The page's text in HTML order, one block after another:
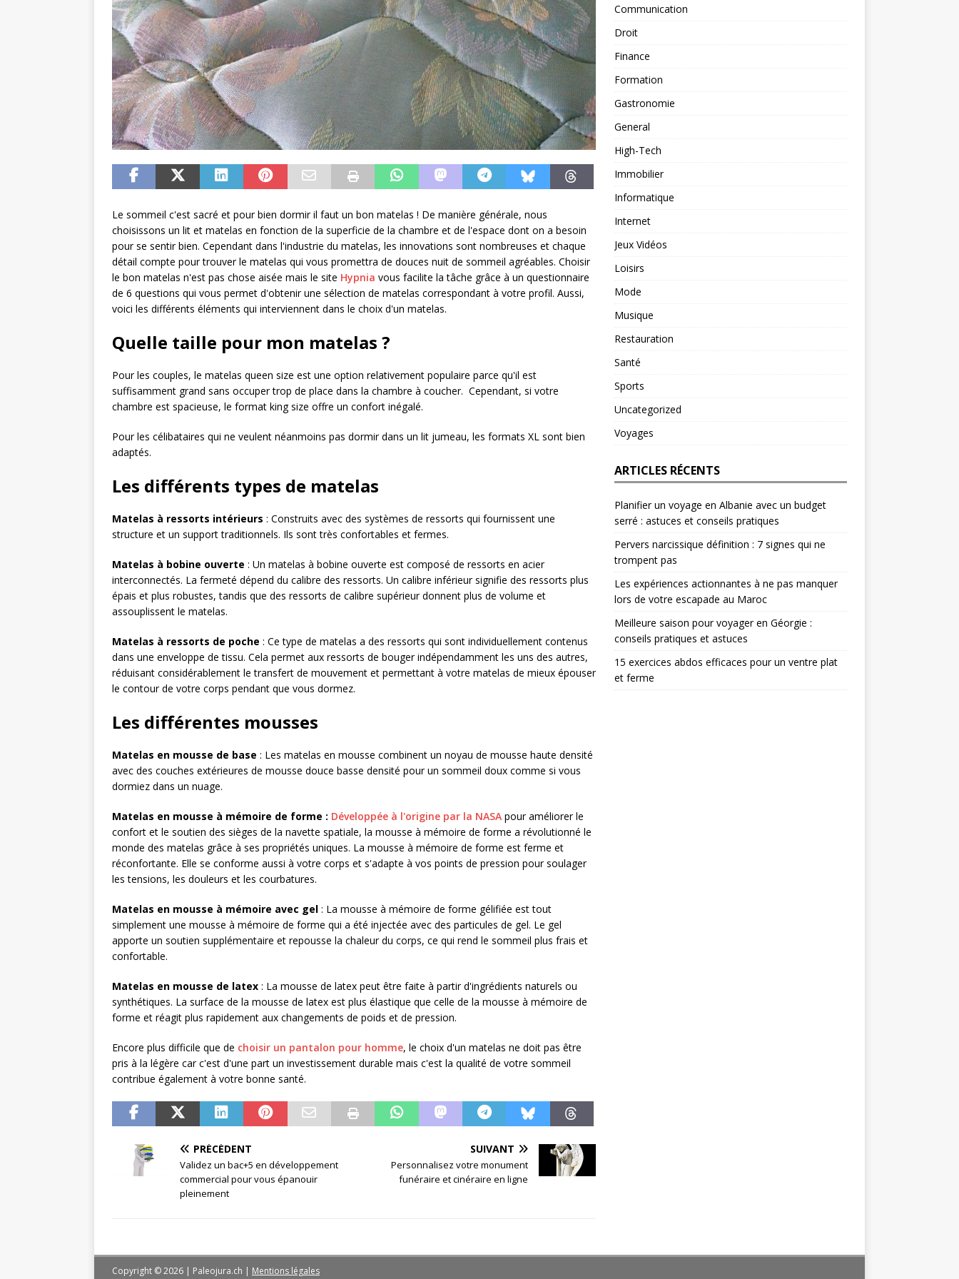
Le sommeil c'est sacré et pour bien dormir il faut un bon matelas ! De manière générale, nous
choisissons un lit et matelas en fonction de la superficie de la chambre et de l'espace dont on a besoin
pour se sentir bien. Cependant dans l'industrie du matelas, les innovations sont nombreuses et chaque
détail compte pour trouver le matelas qui vous promettra de douces nuit de sommeil agréables. Choisir
le bon matelas n'est pas chose aisée mais le site Hypnia vous facilite la tâche grâce à un questionnaire
de 6 questions qui vous permet d'obtenir une sélection de matelas correspondant à votre profil. Aussi,
voici les différents éléments qui interviennent dans le choix d'un matelas.
Quelle taille pour mon matelas ?
Pour les couples, le matelas queen size est une option relativement populaire parce qu'il est
suffisamment grand sans occuper trop de place dans la chambre à coucher. Cependant, si votre
chambre est spacieuse, le format king size offre un confort inégalé.
Pour les célibataires qui ne veulent néanmoins pas dormir dans un lit jumeau, les formats XL sont bien
adaptés.
Les différents types de matelas
Matelas à ressorts intérieurs : Construits avec des systèmes de ressorts qui fournissent une
structure et un support traditionnels. Ils sont très confortables et fermes.
Matelas à bobine ouverte : Un matelas à bobine ouverte est composé de ressorts en acier
interconnectés. La fermeté dépend du calibre des ressorts. Un calibre inférieur signifie des ressorts plus
épais et plus robustes, tandis que des ressorts de calibre supérieur donnent plus de volume et
assouplissent le matelas.
Matelas à ressorts de poche : Ce type de matelas a des ressorts qui sont individuellement contenus
dans une enveloppe de tissu. Cela permet aux ressorts de bouger indépendamment les uns des autres,
réduisant considérablement le transfert de mouvement et permettant à votre matelas de mieux épouser
le contour de votre corps pendant que vous dormez.
Les différentes mousses
Matelas en mousse de base : Les matelas en mousse combinent un noyau de mousse haute densité
avec des couches extérieures de mousse douce basse densité pour un sommeil doux comme si vous
dormiez dans un nuage.
Matelas en mousse à mémoire de forme : Développée à l'origine par la NASA pour améliorer le
confort et le soutien des sièges de la navette spatiale, la mousse à mémoire de forme a révolutionné le
monde des matelas grâce à ses propriétés uniques. La mousse à mémoire de forme est ferme et
réconfortante. Elle se conforme aussi à votre corps et s'adapte à vos points de pression pour soulager
les tensions, les douleurs et les courbatures.
Matelas en mousse à mémoire avec gel : La mousse à mémoire de forme gélifiée est tout
simplement une mousse à mémoire de forme qui a été injectée avec des particules de gel. Le gel
apporte un soutien supplémentaire et repousse la chaleur du corps, ce qui rend le sommeil plus frais et
confortable.
Matelas en mousse de latex : La mousse de latex peut être faite à partir d'ingrédients naturels ou
synthétiques. La surface de la mousse de latex est plus élastique que celle de la mousse à mémoire de
forme et réagit plus rapidement aux changements de poids et de pression.
Encore plus difficile que de choisir un pantalon pour homme, le choix d'un matelas ne doit pas être
pris à la légère car c'est d'une part un investissement durable mais c'est la qualité de votre sommeil
contribue également à votre bonne santé.
PRÉCÉDENT
Validez un bac+5 en développement
commercial pour vous épanouir
pleinement
SUIVANT
Personnalisez votre monument
funéraire et cinéraire en ligne
Communication
Droit
Finance
Formation
Gastronomie
General
High-Tech
Immobilier
Informatique
Internet
Jeux Vidéos
Loisirs
Mode
Musique
Restauration
Santé
Sports
Uncategorized
Voyages
ARTICLES RÉCENTS
Planifier un voyage en Albanie avec un budget
serré : astuces et conseils pratiques
Pervers narcissique définition : 7 signes qui ne
trompent pas
Les expériences actionnantes à ne pas manquer
lors de votre escapade au Maroc
Meilleure saison pour voyager en Géorgie :
conseils pratiques et astuces
15 exercices abdos efficaces pour un ventre plat
et ferme
Copyright © 2026 | Paleojura.ch | Mentions légales